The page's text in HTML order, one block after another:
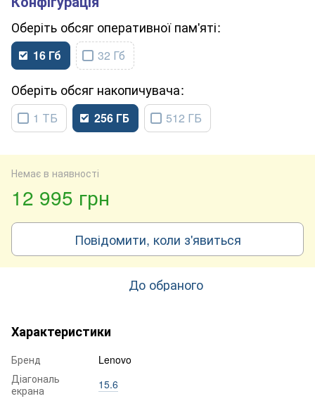
обсяг оперативної пам'яті
16 Гб 32 Гб
обсяг накопичувача
1 ТБ 256 ГБ 512 ГБ
Немає в наявності
12 995 грн
Повідомити, коли з'явиться
До обраного
Характеристики
Бренд
Lenovo
Діагональ
екрана
15.6